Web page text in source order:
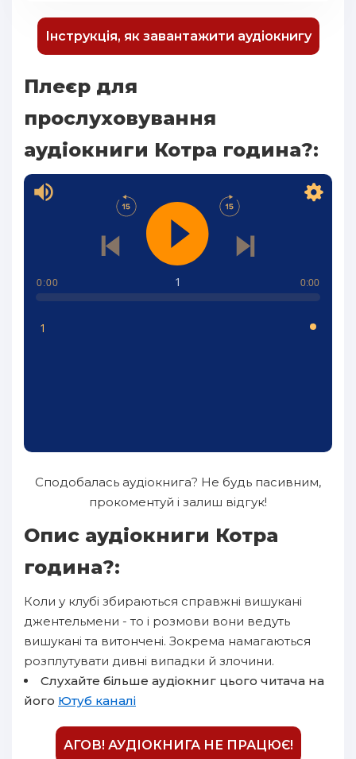
Інструкція, як завантажити аудіокнигу
Плеєр для
прослуховування
аудіокниги Котра година?:
1
0:00 0:00
1
Сподобалась аудіокнига? Не будь пасивним,
прокоментуй і залиш відгук!
Опис аудіокниги Котра
година?:
Коли у клубі збираються справжні вишукані
джентельмени - то і розмови вони ведуть
вишукані та витончені. Зокрема намагаються
розплутувати дивні випадки й злочини.
Слухайте більше аудіокниг цього читача на
його Ютуб каналі
АГОВ! АУДІОКНИГА НЕ ПРАЦЮЄ!